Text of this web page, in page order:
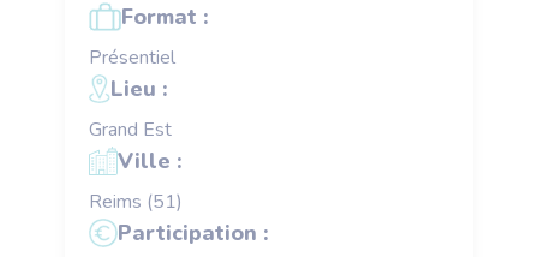
Format :
Présentiel
Lieu :
Grand Est
Ville :
Reims (51)
Participation :